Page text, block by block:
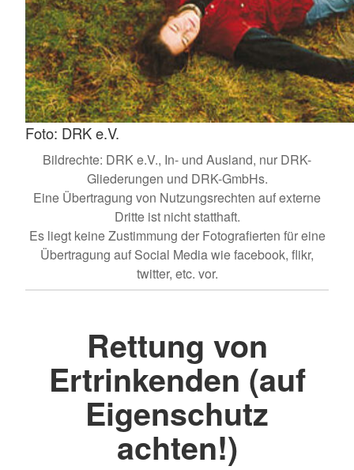
Foto: DRK e.V.
Bildrechte: DRK e.V., In- und Ausland, nur DRK-
Gliederungen und DRK-GmbHs.
Eine Übertragung von Nutzungsrechten auf externe
Dritte ist nicht statthaft.
Es liegt keine Zustimmung der Fotografierten für eine
Übertragung auf Social Media wie facebook, flikr,
twitter, etc. vor.
Rettung von
Ertrinkenden (auf
Eigenschutz
achten!)